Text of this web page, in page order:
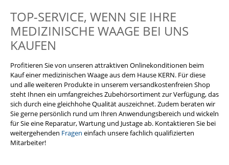
TOP-SERVICE, WENN SIE IHRE
MEDIZINISCHE WAAGE BEI UNS
KAUFEN
Profitieren Sie von unseren attraktiven Onlinekonditionen beim
Kauf einer medizinischen Waage aus dem Hause KERN. Für diese
und alle weiteren Produkte in unserem versandkostenfreien Shop
steht Ihnen ein umfangreiches Zubehörsortiment zur Verfügung, das
sich durch eine gleichhohe Qualität auszeichnet. Zudem beraten wir
Sie gerne persönlich rund um Ihren Anwendungsbereich und wickeln
für Sie eine Reparatur, Wartung und Justage ab. Kontaktieren Sie bei
weitergehenden Fragen einfach unsere fachlich qualifizierten
Mitarbeiter!